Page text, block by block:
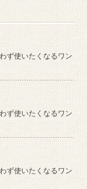
ず使いたくなるワン
ず使いたくなるワン
ず使いたくなるワン